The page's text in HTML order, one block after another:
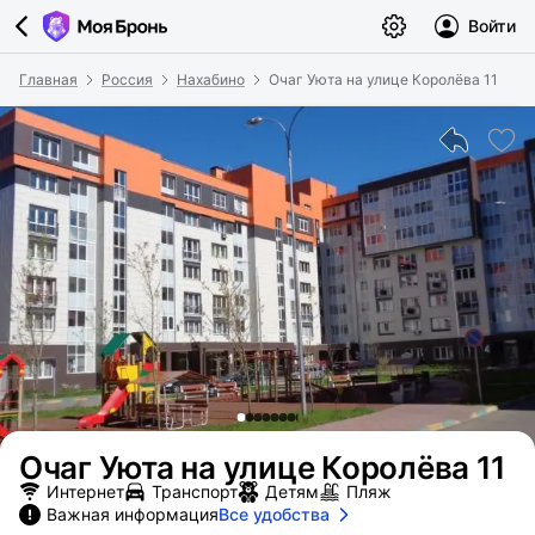
Войти
Главная Россия Нахабино Очаг Уюта на улице Королёва 11
Очаг Уюта на улице Королёва 11
Интернет Транспорт Детям
Пляж
Важная информацияВсе удобства